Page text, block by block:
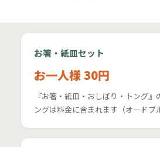
お箸・紙皿セット
お一人様 30円
『お箸・紙皿・おしぼり・トング』
ングは料金に含まれます（オードブ